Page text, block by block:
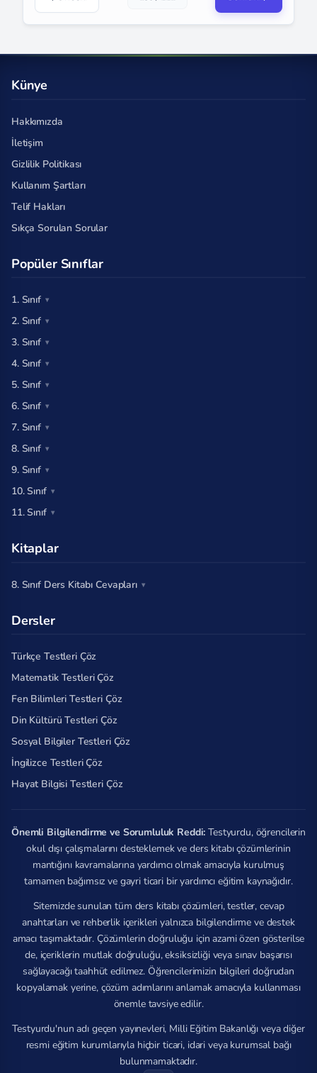
Künye
Hakkımızda
İletişim
Gizlilik Politikası
Kullanım Şartları
Telif Hakları
Sıkça Sorulan Sorular
Popüler Sınıflar
1. Sınıf
2. Sınıf
3. Sınıf
4. Sınıf
5. Sınıf
6. Sınıf
7. Sınıf
8. Sınıf
9. Sınıf
10. Sınıf
11. Sınıf
Kitaplar
8. Sınıf Ders Kitabı Cevapları
Dersler
Türkçe Testleri Çöz
Matematik Testleri Çöz
Fen Bilimleri Testleri Çöz
Din Kültürü Testleri Çöz
Sosyal Bilgiler Testleri Çöz
İngilizce Testleri Çöz
Hayat Bilgisi Testleri Çöz
Önemli Bilgilendirme ve Sorumluluk Reddi: Testyurdu, öğrencilerin
okul dışı çalışmalarını desteklemek ve ders kitabı çözümlerinin
mantığını kavramalarına yardımcı olmak amacıyla kurulmuş
tamamen bağımsız ve gayri ticari bir yardımcı eğitim kaynağıdır.
Sitemizde sunulan tüm ders kitabı çözümleri, testler, cevap
anahtarları ve rehberlik içerikleri yalnızca bilgilendirme ve destek
amacı taşımaktadır. Çözümlerin doğruluğu için azami özen gösterilse
de, içeriklerin mutlak doğruluğu, eksiksizliği veya sınav başarısı
sağlayacağı taahhüt edilmez. Öğrencilerimizin bilgileri doğrudan
kopyalamak yerine, çözüm adımlarını anlamak amacıyla kullanması
önemle tavsiye edilir.
Testyurdu'nun adı geçen yayınevleri, Milli Eğitim Bakanlığı veya diğer
resmi eğitim kurumlarıyla hiçbir ticari, idari veya kurumsal bağı
bulunmamaktadır.